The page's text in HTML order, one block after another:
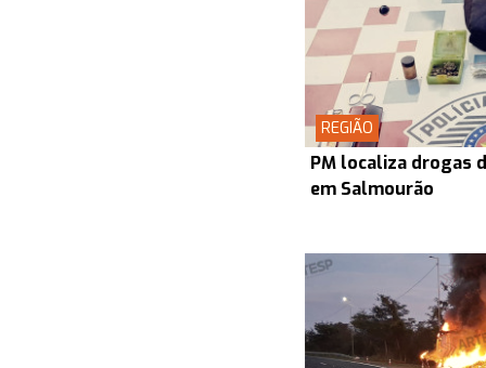
REGIÃO
PM localiza drogas
em Salmourão